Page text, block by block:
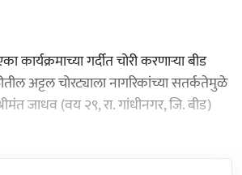
कार्यक्रमाच्या गर्दीत चोरी करणाऱ्या बीड
अट्टल चोरट्याला नागरिकांच्या सतर्कतेमुळे
जाधव (वय २९, रा. गांधीनगर, जि. बीड)